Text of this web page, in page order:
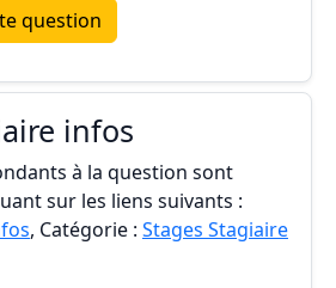
question
infos
à la question sont
sur les liens suivants :
, Catégorie : Stages Stagiaire